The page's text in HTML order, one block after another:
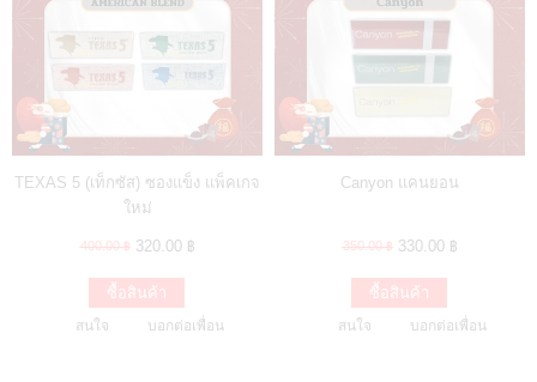
TEXAS 5 (เท็กซัส) ซองแข็ง แพ็คเกจ
ใหม่
400.00 ฿ 320.00 ฿
ซื้อสินค้า
สนใจ บอกต่อเพื่อน
Canyon แคนยอน
350.00 ฿ 330.00 ฿
ซื้อสินค้า
สนใจ บอกต่อเพื่อน